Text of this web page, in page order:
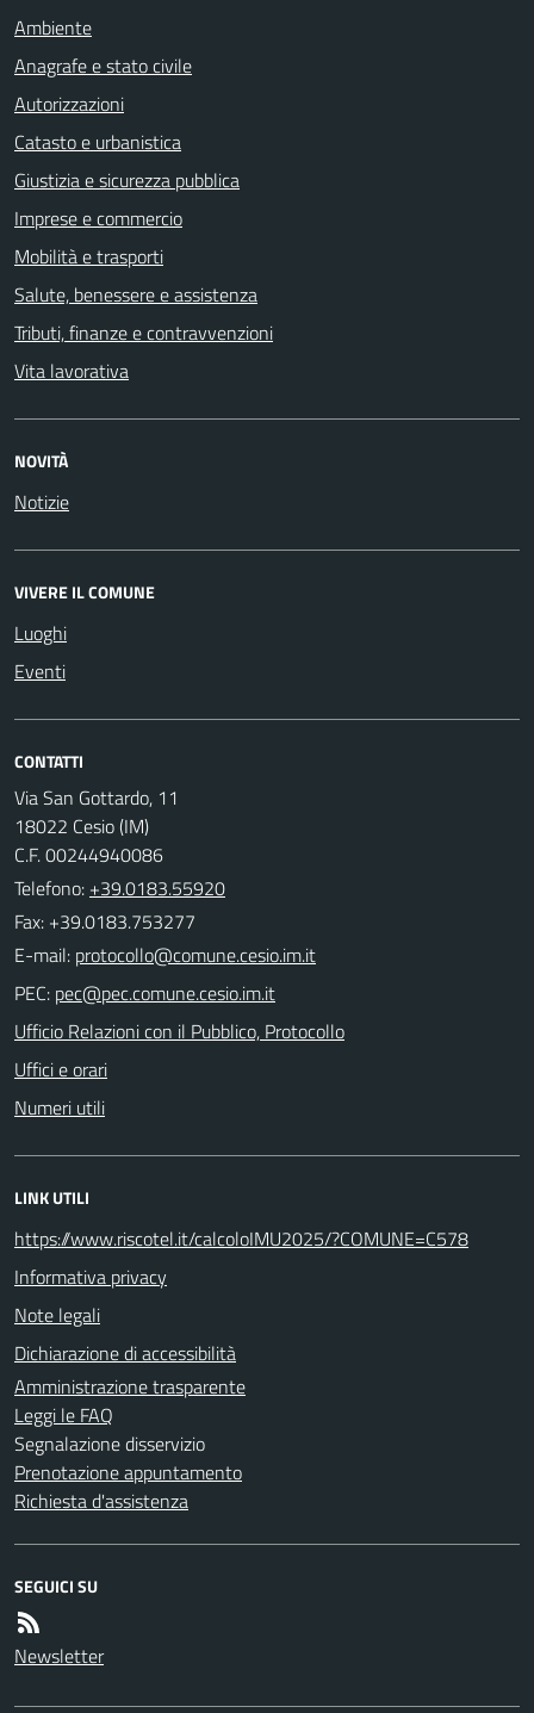
Ambiente
Anagrafe e stato civile
Autorizzazioni
Catasto e urbanistica
Giustizia e sicurezza pubblica
Imprese e commercio
Mobilità e trasporti
Salute, benessere e assistenza
Tributi, finanze e contravvenzioni
Vita lavorativa
NOVITÀ
Notizie
VIVERE IL COMUNE
Luoghi
Eventi
CONTATTI
Via San Gottardo, 11
18022 Cesio (IM)
C.F. 00244940086
Telefono: +39.0183.55920
Fax: +39.0183.753277
E-mail:
PEC:
Ufficio Relazioni con il Pubblico, Protocollo
Uffici e orari
Numeri utili
LINK UTILI
https://www.riscotel.it/calcoloIMU2025/?COMUNE=C578
Informativa privacy
Note legali
Dichiarazione di accessibilità
Amministrazione trasparente
Leggi le FAQ
Segnalazione disservizio
Prenotazione appuntamento
Richiesta d'assistenza
SEGUICI SU
Newsletter